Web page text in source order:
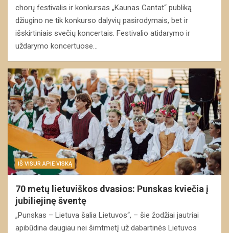
chorų festivalis ir konkursas „Kaunas Cantat“ publiką
džiugino ne tik konkurso dalyvių pasirodymais, bet ir
išskirtiniais svečių koncertais. Festivalio atidarymo ir
uždarymo koncertuose…
IŠ VISUR APIE VISKĄ
70 metų lietuviškos dvasios: Punskas kviečia į
jubiliejinę šventę
„Punskas – Lietuva šalia Lietuvos“, – šie žodžiai jautriai
apibūdina daugiau nei šimtmetį už dabartinės Lietuvos